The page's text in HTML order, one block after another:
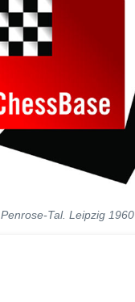
Penrose-Tal. Leipzig 1960